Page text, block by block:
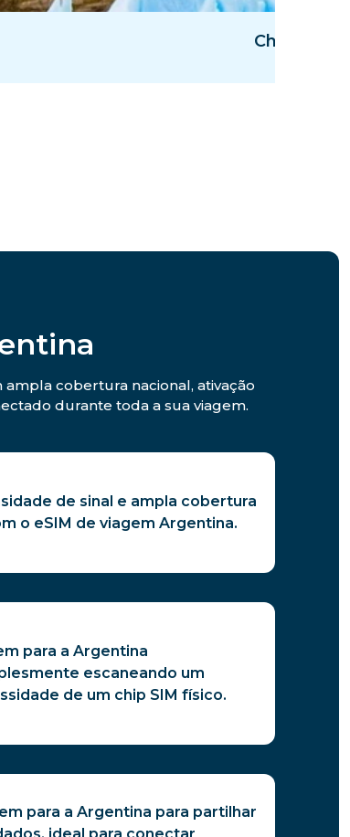
Chile
cobertura nacional, ativação
durante toda a sua viagem.
de sinal e ampla cobertura
o eSIM de viagem Argentina.
para a Argentina
escaneando um
de um chip SIM físico.
para a Argentina para partilhar
ideal para conectar